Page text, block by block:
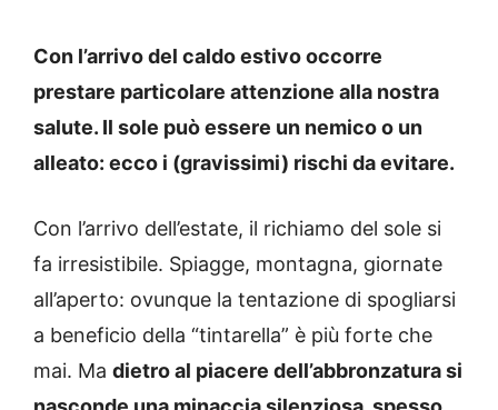
Con l’arrivo del caldo estivo occorre
prestare particolare attenzione alla nostra
salute. Il sole può essere un nemico o un
alleato: ecco i (gravissimi) rischi da evitare.
Con l’arrivo dell’estate, il richiamo del sole si
fa irresistibile. Spiagge, montagna, giornate
all’aperto: ovunque la tentazione di spogliarsi
a beneficio della “tintarella” è più forte che
mai. Ma dietro al piacere dell’abbronzatura si